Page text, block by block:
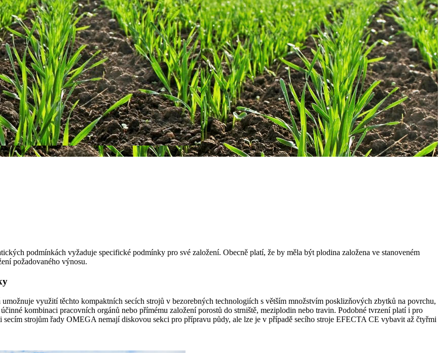
podmínkách vyžaduje specifické podmínky pro své založení. Obecně platí, že by měla být plodina založena ve stanoveném
požadovaného výnosu.
využití těchto kompaktních secích strojů v bezorebných technologiích s větším množstvím posklizňových zbytků na povrchu,
kombinaci pracovních orgánů nebo přímému založení porostů do strniště, meziplodin nebo travin. Podobné tvrzení platí i pro
strojům řady OMEGA nemají diskovou sekci pro přípravu půdy, ale lze je v případě secího stroje EFECTA CE vybavit až čtyřmi